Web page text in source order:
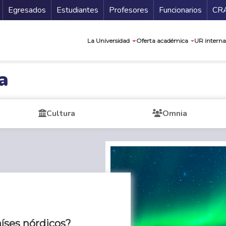
Secundario
Egresados Estudiantes Profesores Funcionarios
La Universidad Oferta académica UR
Cultura Omnia
nórdicos?